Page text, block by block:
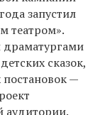
запустил
театром».
драматургами
сказок,
—
аудитории.